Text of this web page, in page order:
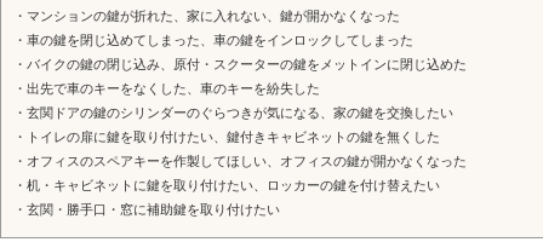
・マンションの鍵が折れた、家に入れない、鍵が開かなくなった
・車の鍵を閉じ込めてしまった、車の鍵をインロックしてしまった
・バイクの鍵の閉じ込み、原付・スクーターの鍵をメットインに閉じ込めた
・出先で車のキーをなくした、車のキーを紛失した
・玄関ドアの鍵のシリンダーのぐらつきが気になる、家の鍵を交換したい
・トイレの扉に鍵を取り付けたい、鍵付きキャビネットの鍵を無くした
・オフィスのスペアキーを作製してほしい、オフィスの鍵が開かなくなった
・机・キャビネットに鍵を取り付けたい、ロッカーの鍵を付け替えたい
・玄関・勝手口・窓に補助鍵を取り付けたい